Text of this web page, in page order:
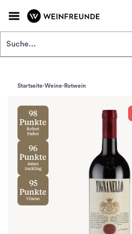
Startseite Weine Rotwein
98
Punkte
Robert
Parker
96
Punkte
James
Suckling
95
Punkte
Vinous